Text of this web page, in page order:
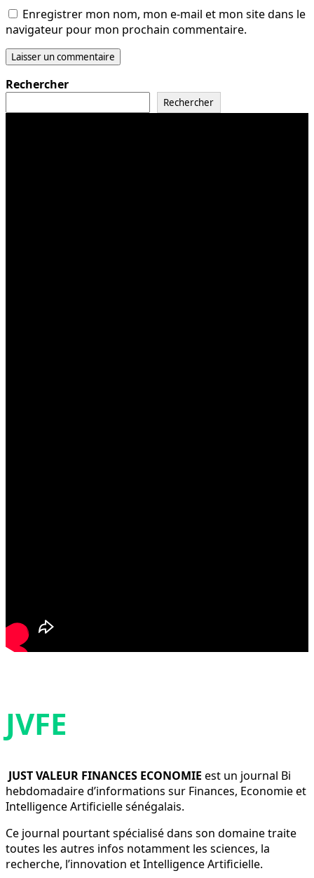
Enregistrer mon nom, mon e-mail et mon site dans le
navigateur pour mon prochain commentaire.
Rechercher
Rechercher
JVFE
JUST VALEUR FINANCES ECONOMIE est un journal Bi
hebdomadaire d’informations sur Finances, Economie et
Intelligence Artificielle sénégalais.
Ce journal pourtant spécialisé dans son domaine traite
toutes les autres infos notamment les sciences, la
recherche, l’innovation et Intelligence Artificielle.